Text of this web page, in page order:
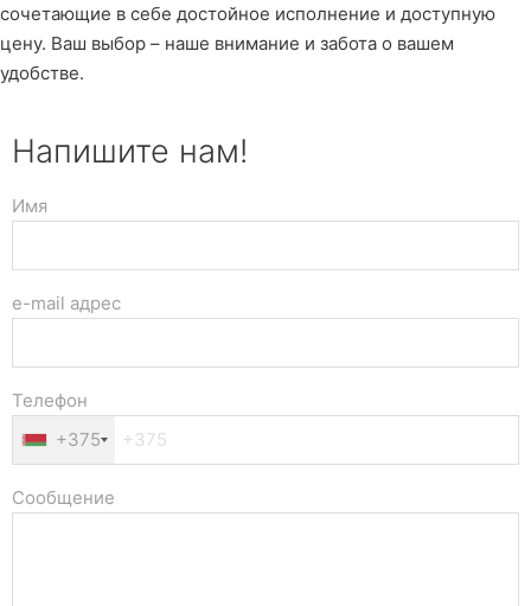
сочетающие в себе достойное исполнение и доступную
цену. Ваш выбор – наше внимание и забота о вашем
удобстве.
Напишите нам!
Имя
e-mail адрес
Телефон
+375
Сообщение